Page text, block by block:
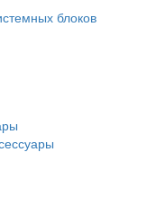
блоков